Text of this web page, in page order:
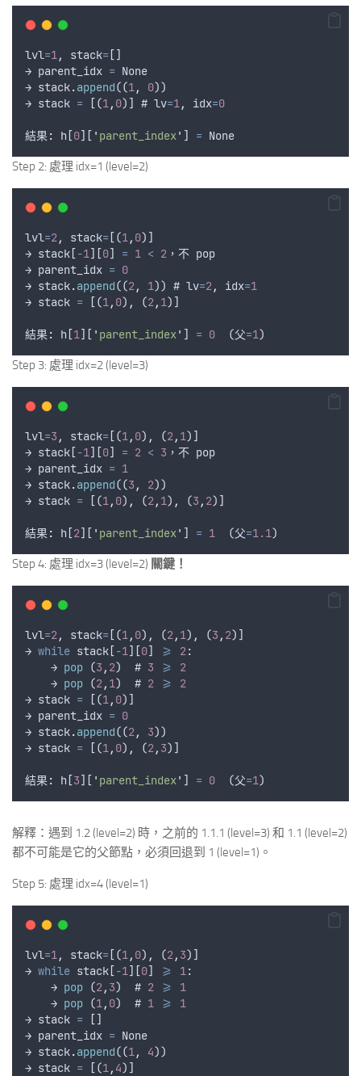
lvl=1, stack= []
→ parent_idx = None
→ stack.append((1, 0))
→ stack = [(1, 0)] # lv=1, idx=0
結果 : h [0][ ' parent_index' ] = None
Step 2: 處理 idx=1 (level=2)
lvl=2, stack= [(1, 0)]
→ stack [-1][0] = 1 < 2 ， 不 pop
→ parent_idx = 0
→ stack.append((2, 1)) # lv=2, idx=1
→ stack = [(1, 0) , (2, 1)]
結果 : h [1][ ' parent_index' ] = 0
  (
父=1)
Step 3: 處理 idx=2 (level=3)
lvl=3 , stack= [(1, 0) , (2, 1)]
→ stack [-1][0] = 2 < 3 ， 不 pop
→ parent_idx = 1
→ stack.append((3 , 2))
→ stack = [(1, 0) , (2, 1) , (3 , 2)]
結果 : h [2][ ' parent_index' ] = 1
  (
父=1.1)
Step 4: 處理 idx=3 (level=2) 關鍵！
lvl=2, stack= [(1, 0) , (2, 1) , (3 , 2)]
→ while stack [-1][0] >= 2:
    →
pop (3 , 2)  # 3 >=
2
    →
pop (2, 1)  # 2 >=
2
→ stack = [(1, 0)]
→ parent_idx = 0
→ stack.append((2, 3))
→ stack = [(1, 0) , (2, 3)]
結果 : h [3][ ' parent_index' ] = 0
  (
父=1)
解釋：遇到 1.2 (level=2) 時，之前的 1.1.1 (level=3) 和 1.1 (level=2)
都不可能是它的父節點，必須回退到 1 (level=1)。
Step 5: 處理 idx=4 (level=1)
lvl=1, stack= [(1, 0) , (2, 3)]
→ while stack [-1][0] >= 1:
    →
pop (2, 3)  # 2 >=
1
    →
pop (1, 0)  # 1 >=
1
→ stack = []
→ parent_idx = None
→ stack.append((1, 4))
→ stack = [(1, 4)]